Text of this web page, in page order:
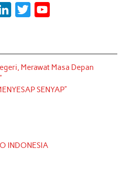
k
e
d
t
t
e
T
u
b
Merawat Masa Depan
SENYAP”
INDONESIA